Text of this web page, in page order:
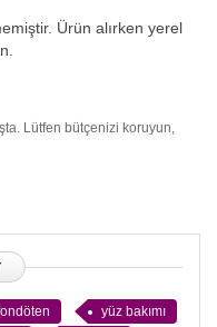
Ürün alırken yerel
Lütfen bütçenizi koruyun,
yüz bakımı